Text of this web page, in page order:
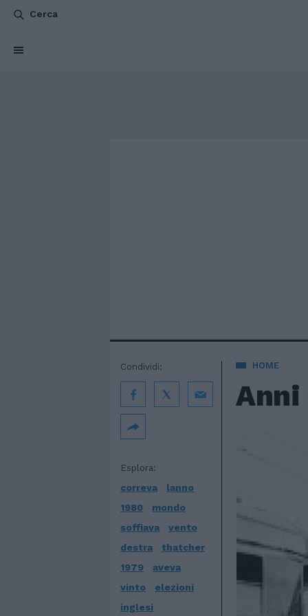
Cerca
HOME
Anni
Esplora:
correva
lanno
1980
mondo
soffiava
vento
destra
thatcher
1979
aveva
vinto
elezioni
inglesi
Condividi: